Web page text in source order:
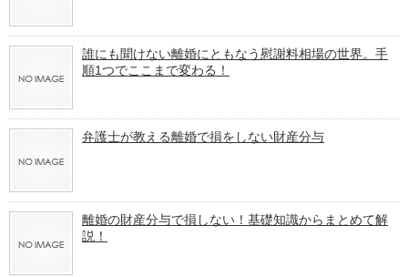
誰にも聞けない離婚にともなう慰謝料相場の世界。手
順1つでここまで変わる！
弁護士が教える離婚で損をしない財産分与
離婚の財産分与で損しない！基礎知識からまとめて解
説！